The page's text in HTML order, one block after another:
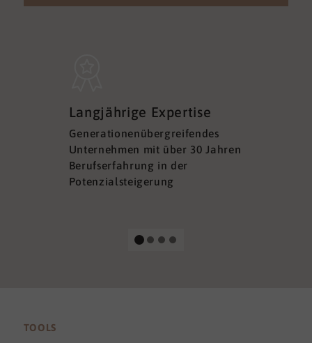
Langjährige Expertise
Generationenübergreifendes
Unternehmen mit über 30 Jahren
Berufserfahrung in der
Potenzialsteigerung
TOOLS